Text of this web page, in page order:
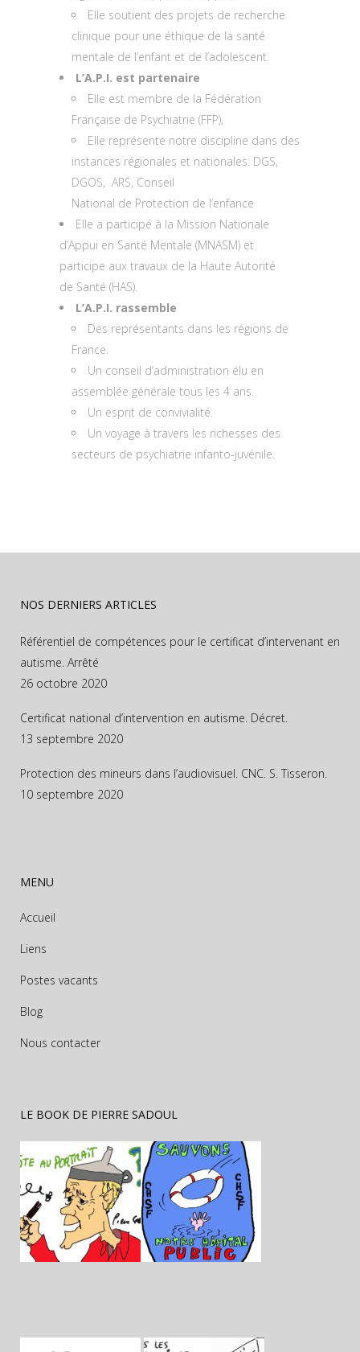
Elle soutient des projets de recherche
clinique pour une éthique de la santé
mentale de l’enfant et de l’adolescent.
L’A.P.I. est partenaire
Elle est membre de la Fédération
Française de Psychiatrie (FFP),
Elle représente notre discipline dans des
instances régionales et nationales: DGS,
DGOS, ARS, Conseil
National de Protection de l’enfance
Elle a participé à la Mission Nationale
d’Appui en Santé Mentale (MNASM) et
participe aux travaux de la Haute Autorité
de Santé (HAS).
L’A.P.I. rassemble
Des représentants dans les régions de
France.
Un conseil d’administration élu en
assemblée générale tous les 4 ans.
Un esprit de convivialité.
Un voyage à travers les richesses des
secteurs de psychiatrie infanto-juvénile.
NOS DERNIERS ARTICLES
Référentiel de compétences pour le certificat d’intervenant en
autisme. Arrêté
26 octobre 2020
Certificat national d’intervention en autisme. Décret.
13 septembre 2020
Protection des mineurs dans l’audiovisuel. CNC. S. Tisseron.
10 septembre 2020
MENU
Accueil
Liens
Postes vacants
Blog
Nous contacter
LE BOOK DE PIERRE SADOUL